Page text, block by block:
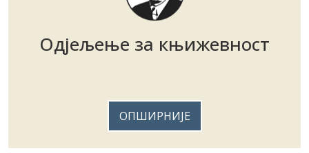
Одјељење за књижевност
ОПШИРНИЈЕ